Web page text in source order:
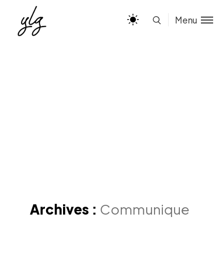
Menu
Archives : Communique